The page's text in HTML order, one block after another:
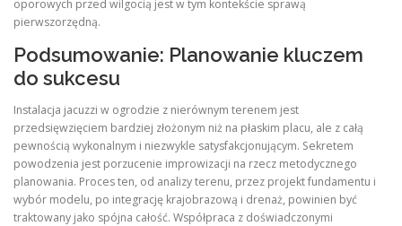
oporowych przed wilgocią jest w tym kontekście sprawą
pierwszorzędną.
Podsumowanie: Planowanie kluczem
do sukcesu
Instalacja jacuzzi w ogrodzie z nierównym terenem jest
przedsięwzięciem bardziej złożonym niż na płaskim placu, ale z całą
pewnością wykonalnym i niezwykle satysfakcjonującym. Sekretem
powodzenia jest porzucenie improwizacji na rzecz metodycznego
planowania. Proces ten, od analizy terenu, przez projekt fundamentu i
wybór modelu, po integrację krajobrazową i drenaż, powinien być
traktowany jako spójna całość. Współpraca z doświadczonymi